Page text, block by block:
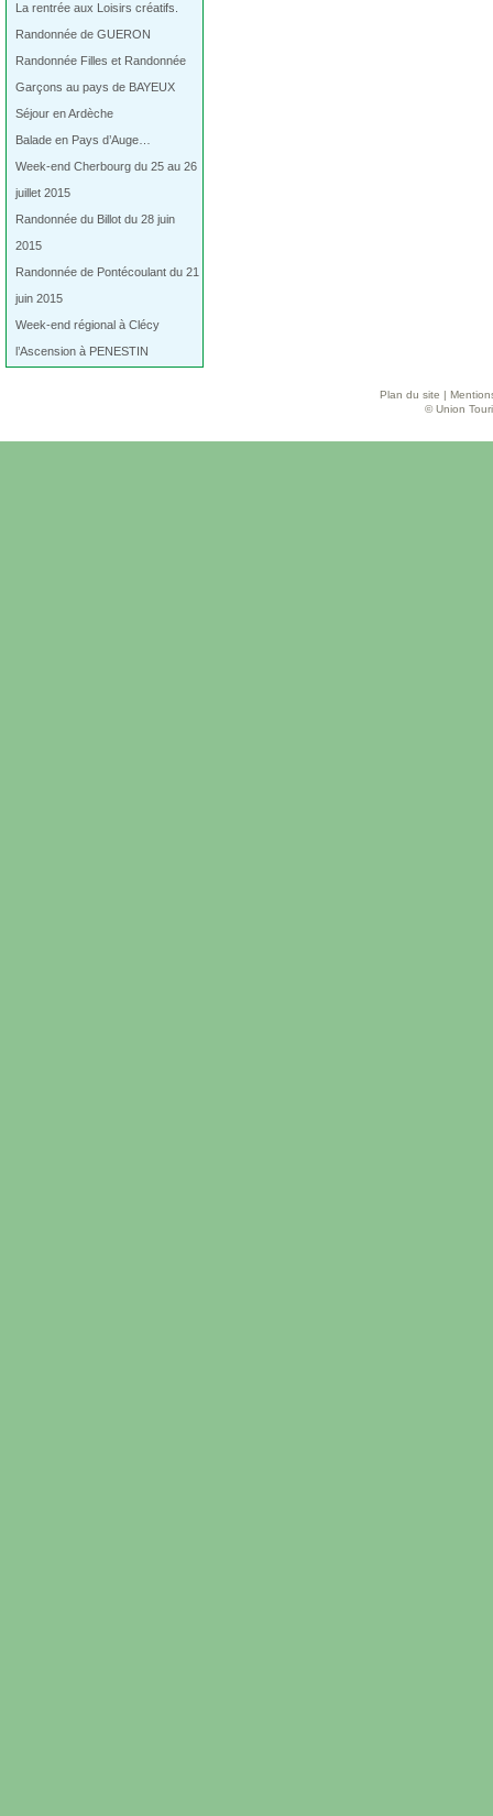
La rentrée aux Loisirs créatifs.
Randonnée de GUERON
Randonnée Filles et Randonnée
Garçons au pays de BAYEUX
Séjour en Ardèche
Balade en Pays d’Auge…
Week-end Cherbourg du 25 au 26
juillet 2015
Randonnée du Billot du 28 juin
2015
Randonnée de Pontécoulant du 21
juin 2015
Week-end régional à Clécy
l’Ascension à PENESTIN
Plan du site
© Union